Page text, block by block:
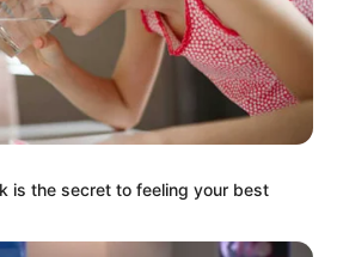
is the secret to feeling your best